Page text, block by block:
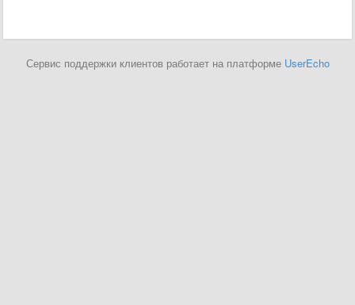
Сервис поддержки клиентов работает на платформе UserEcho